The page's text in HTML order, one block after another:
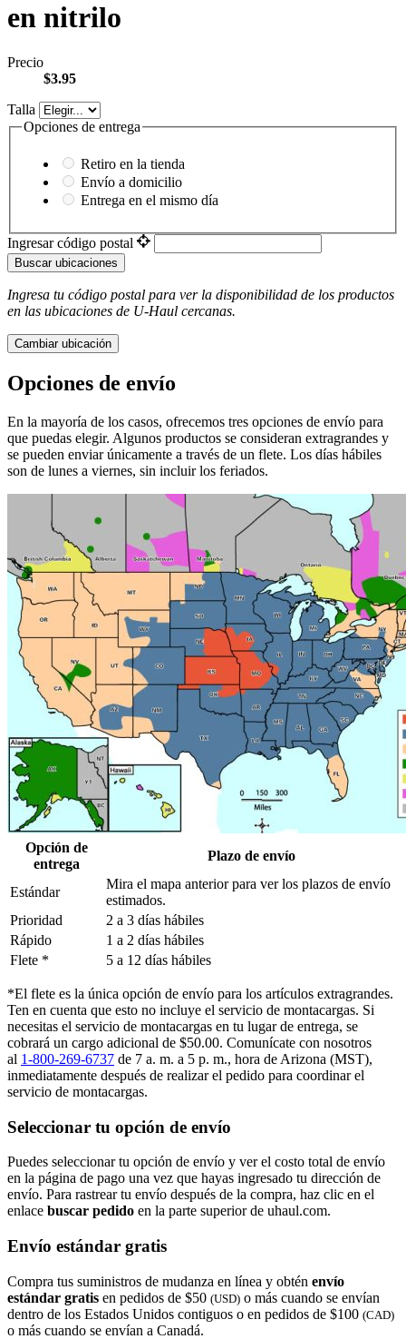
en nitrilo
Precio
$3.95
Talla
Opciones de entrega
Retiro en la tienda
Envío a domicilio
Entrega en el mismo día
Ingresar código postal
Buscar ubicaciones
Ingresa tu código postal para ver la disponibilidad de los productos
en las ubicaciones de U-Haul ​​​​​​​ cercanas.
Cambiar ubicación
Opciones de envío
En la mayoría de los casos, ofrecemos tres opciones de envío para
que puedas elegir. Algunos productos se consideran extragrandes y
se pueden enviar únicamente a través de un flete. Los días hábiles
son de lunes a viernes, sin incluir los feriados.
Opción de
entrega
Plazo de envío
Estándar
Mira el mapa anterior para ver los plazos de envío
estimados.
Prioridad
2 a 3 días hábiles
Rápido
1 a 2 días hábiles
Flete *
5 a 12 días hábiles
*El flete es la única opción de envío para los artículos extragrandes.
Ten en cuenta que esto no incluye el servicio de montacargas. Si
necesitas el servicio de montacargas en tu lugar de entrega, se
cobrará un cargo adicional de $50.00. Comunícate con nosotros
al 1-800-269-6737 de 7 a. m. a 5 p. m., hora de Arizona (MST),
inmediatamente después de realizar el pedido para coordinar el
servicio de montacargas.
Seleccionar tu opción de envío
Puedes seleccionar tu opción de envío y ver el costo total de envío
en la página de pago una vez que hayas ingresado tu dirección de
envío. Para rastrear tu envío después de la compra, haz clic en el
enlace buscar pedido​​​​​​​ en la parte superior de uhaul.com.
Envío estándar gratis
Compra tus suministros de mudanza en línea y obtén envío
estándar gratis en pedidos de $50 (USD) o más cuando se envían
dentro de los Estados Unidos contiguos o en pedidos de $100 (CAD)
o más cuando se envían a Canadá.